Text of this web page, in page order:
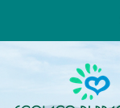
contenuto